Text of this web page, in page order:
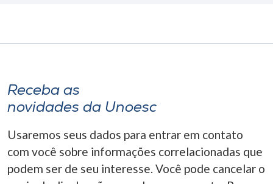
Receba as
novidades da Unoesc
Usaremos seus dados para entrar em contato
com você sobre informações correlacionadas que
podem ser de seu interesse. Você pode cancelar o